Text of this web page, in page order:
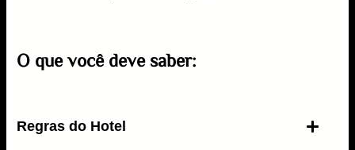
O que você deve saber:
Regras do Hotel